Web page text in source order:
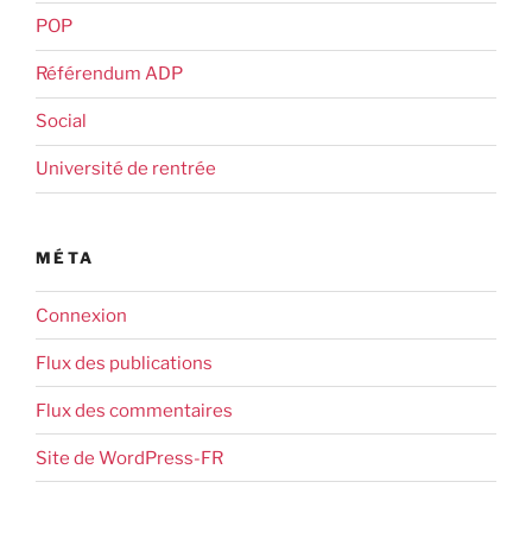
POP
Référendum ADP
Social
Université de rentrée
MÉTA
Connexion
Flux des publications
Flux des commentaires
Site de WordPress-FR